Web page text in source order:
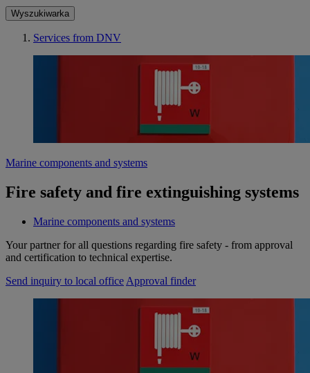
Wyszukiwarka
Services from DNV
Marine components and systems
Fire safety and fire extinguishing systems
Marine components and systems
Your partner for all questions regarding fire safety - from approval
and certification to technical expertise.
Send inquiry to local office Approval finder